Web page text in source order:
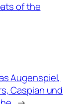
of the
Augenspiel,
Caspian und